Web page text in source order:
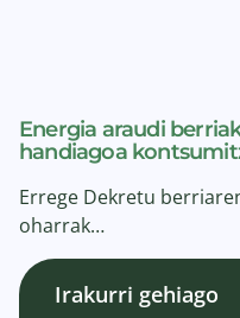
Energia araudi
handiagoa
Errege Dekretu
oharrak…
Irakurri gehiago